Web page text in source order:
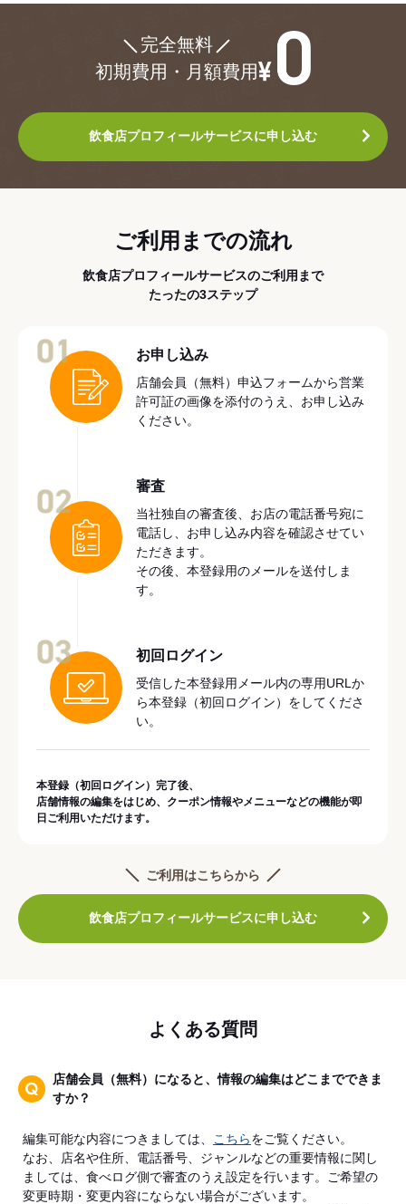
完全無料
初期費用・月額費用
飲食店プロフィールサービスに申し込む
ご利用までの流れ
飲食店プロフィールサービスのご利用まで
たったの3ステップ
お申し込み
店舗会員（無料）申込フォームから営業
許可証の画像を添付のうえ、お申し込み
ください。
審査
当社独自の審査後、お店の電話番号宛に
電話し、お申し込み内容を確認させてい
ただきます。
その後、本登録用のメールを送付しま
す。
初回ログイン
受信した本登録用メール内の専用URLか
ら本登録（初回ログイン）をしてくださ
い。
本登録（初回ログイン）完了後、
店舗情報の編集をはじめ、クーポン情報やメニューなどの機能が即
日ご利用いただけます。
ご利用はこちらから
飲食店プロフィールサービスに申し込む
よくある質問
店舗会員（無料）になると、情報の編集はどこまでできま
すか？
編集可能な内容につきましては、 こちらをご覧ください。
なお、店名や住所、電話番号、ジャンルなどの重要情報に関し
ましては、食べログ側で審査のうえ設定を行います。ご希望の
変更時期・変更内容にならない場合がございます。